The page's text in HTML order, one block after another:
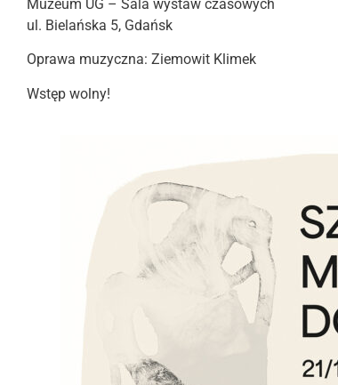
Muzeum UG – Sala wystaw czasowych
ul. Bielańska 5, Gdańsk
Oprawa muzyczna: Ziemowit Klimek
Wstęp wolny!